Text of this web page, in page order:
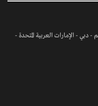
دبي - الإمارات العربية المتحدة -